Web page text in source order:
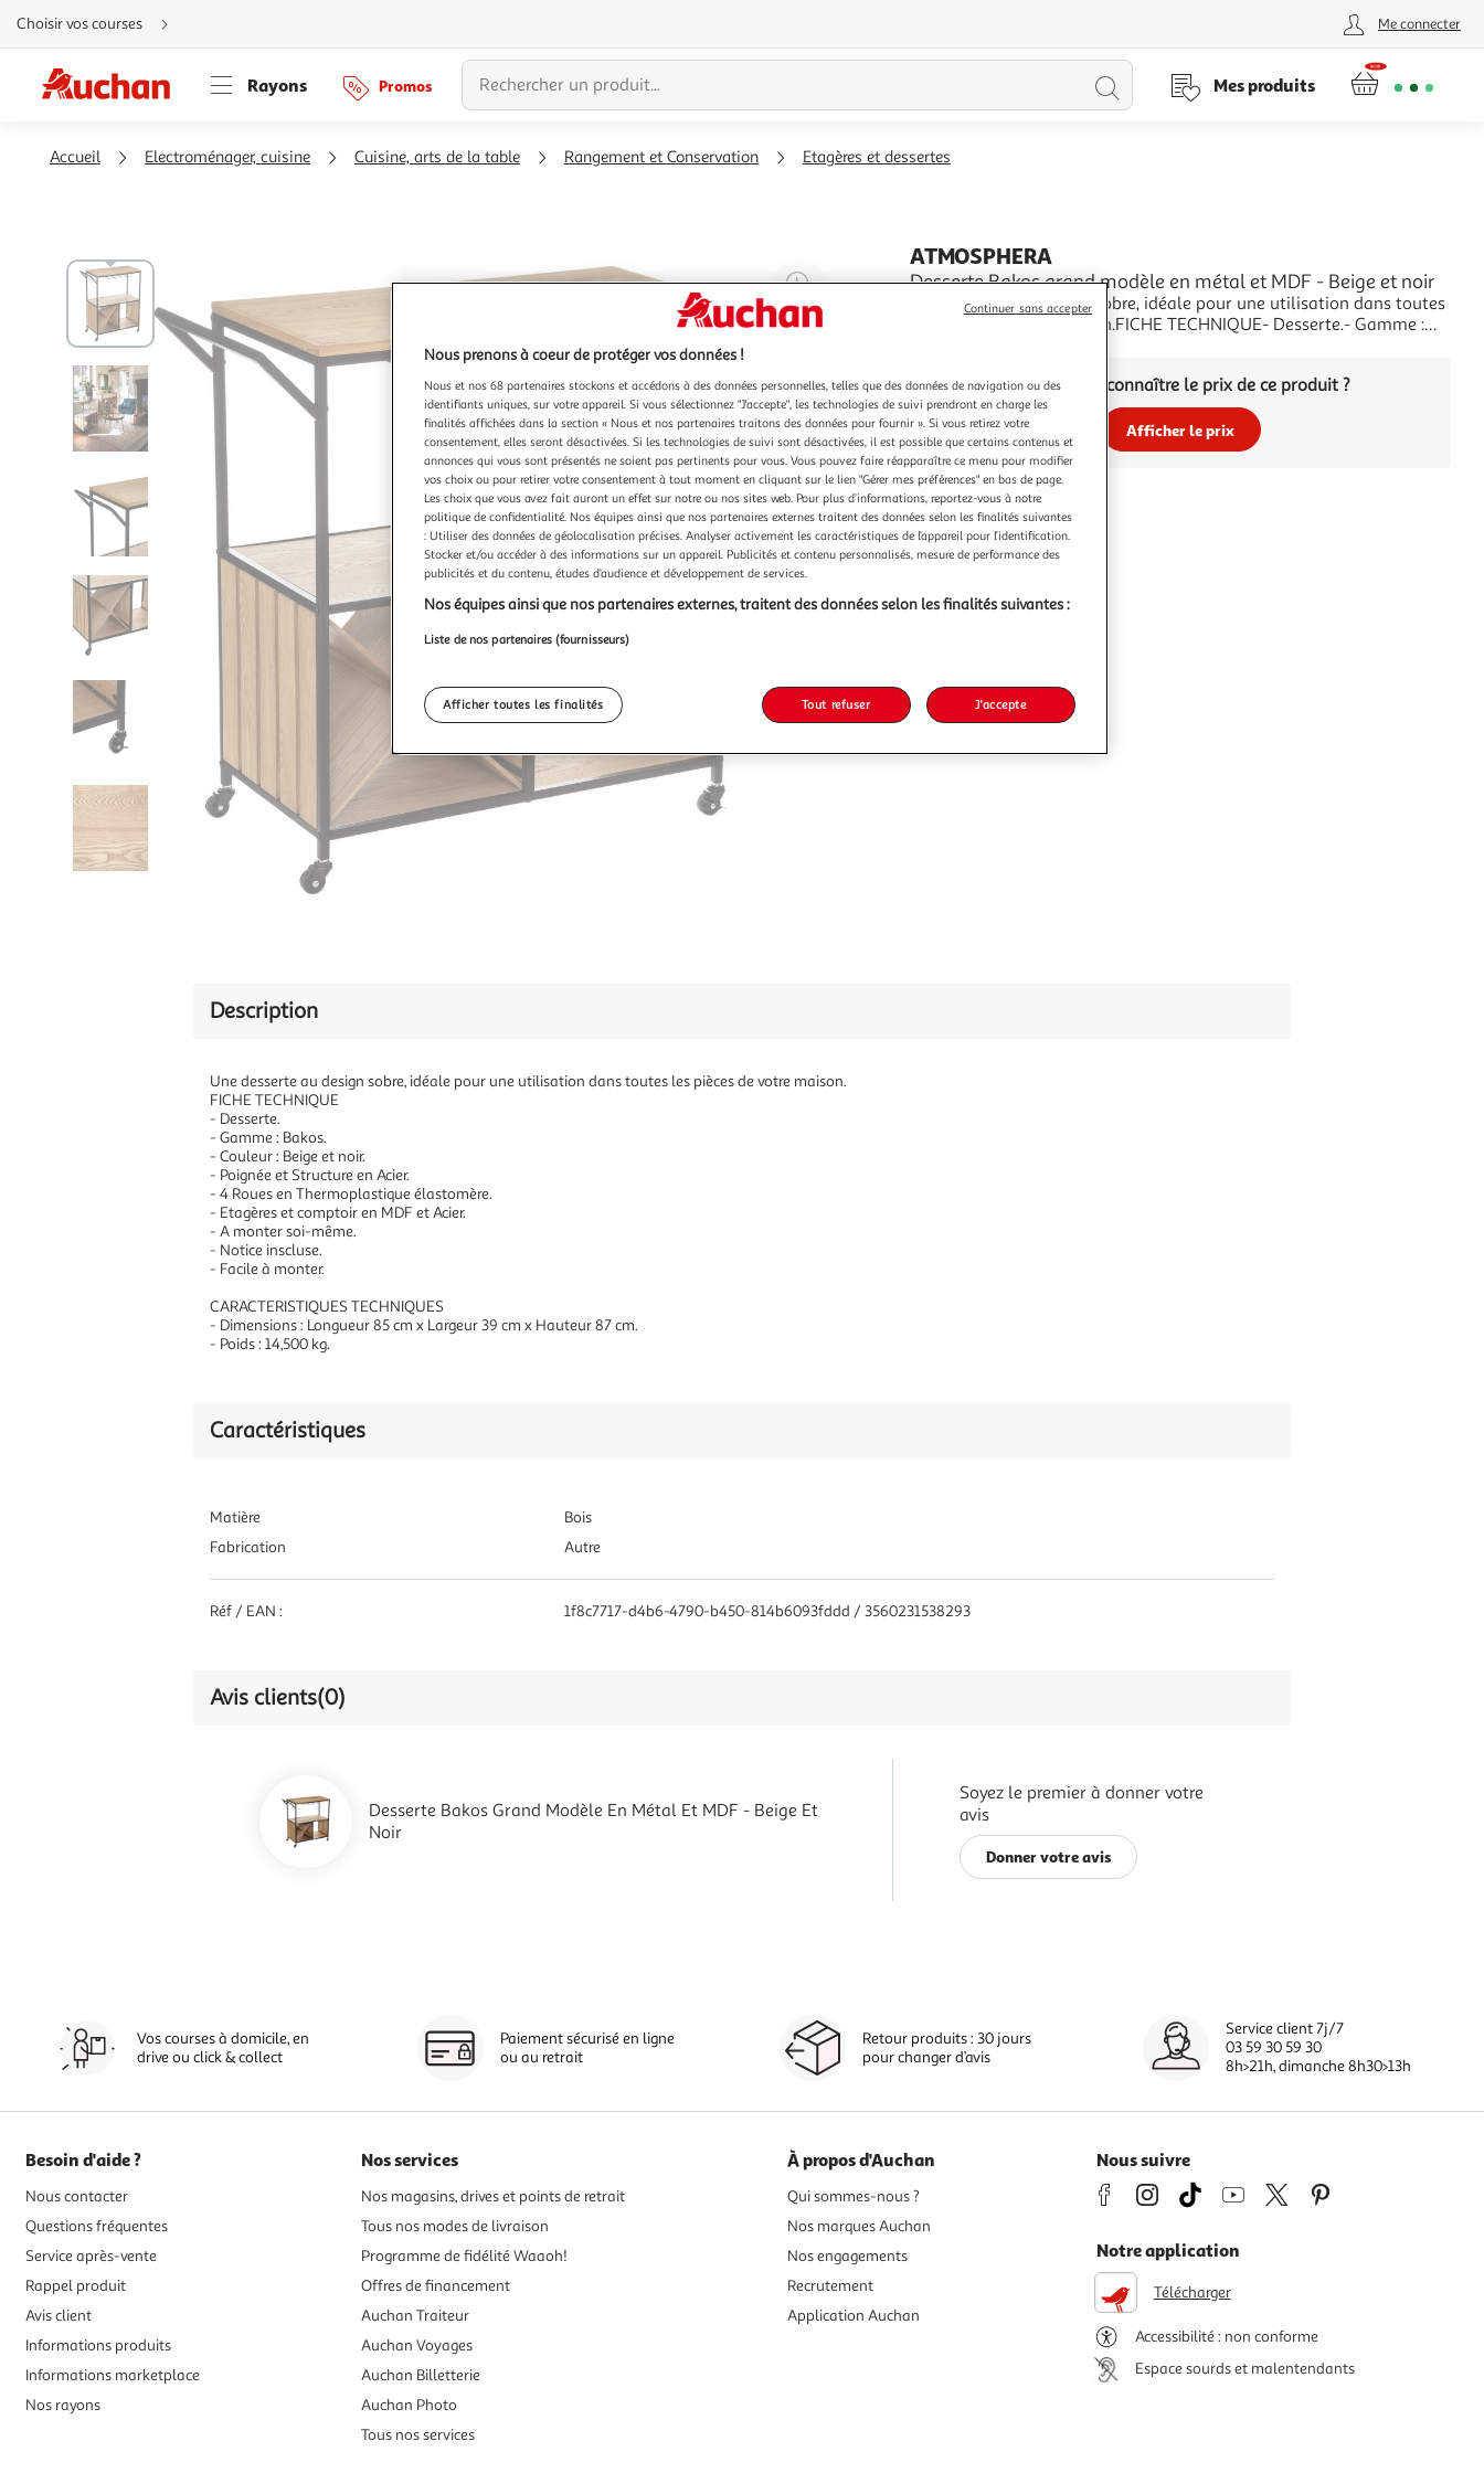
Aller
directement
au
Aller
directement
à
Aller
directement
rubrique
Choisir vos courses Me connecter
Rayons Promos
Lancer
Mes produits
Accueil Electroménager, cuisine Cuisine, arts de la table Rangement et Conservation Etagères et dessertes
Agrandir
l'illustration
à
Réduire
à
100
%
Partager
le
produit
ATMOSPHERA
Desserte Bakos grand modèle en métal et MDF - Beige et noir
Une desserte au design sobre, idéale pour une utilisation dans toutes
les pièces de votre maison.FICHE TECHNIQUE- Desserte.- Gamme :
MDF et Acier.- A monter soi-même.- No
Vous voulez connaître le prix de ce produit ?
Afficher le prix
Description
Une desserte au design sobre, idéale pour une utilisation dans toutes les pièces de votre maison.
FICHE TECHNIQUE
- Desserte.
- Gamme : Bakos.
- Couleur : Beige et noir.
- Poignée et Structure en Acier.
- 4 Roues en Thermoplastique élastomère.
- Etagères et comptoir en MDF et Acier.
- A monter soi-même.
- Notice inscluse.
- Facile à monter.
CARACTERISTIQUES TECHNIQUES
- Dimensions : Longueur 85 cm x Largeur 39 cm x Hauteur 87 cm.
- Poids : 14,500 kg.
Caractéristiques
Matière
Bois
Fabrication
Autre
Réf / EAN : 1f8c7717-d4b6-4790-b450-814b6093fddd / 3560231538293
Avis clients(0)
Desserte Bakos Grand Modèle En Métal Et MDF - Beige Et
Noir
Soyez le premier à donner votre
avis
Donner votre avis
Vos courses à domicile, en
drive ou click & collect
Paiement sécurisé en ligne
ou au retrait
Retour produits : 30 jours
pour changer d’avis
Service client 7j/7
03 59 30 59 30
8h>21h, dimanche 8h30>13h
Besoin d'aide ?
Nous contacter
Questions fréquentes
Service après-vente
Rappel produit
Avis client
Informations produits
Informations marketplace
Nos rayons
Nos services
Nos magasins, drives et points de retrait
Tous nos modes de livraison
Programme de fidélité Waaoh!
Offres de financement
Auchan Traiteur
Auchan Voyages
Auchan Billetterie
Auchan Photo
Tous nos services
À propos d'Auchan
Qui sommes-nous ?
Nos marques Auchan
Nos engagements
Recrutement
Application Auchan
Nous suivre
Notre application
Télécharger
Accessibilité : non conforme
Espace sourds et malentendants
Nous prenons à coeur de protéger vos données !
Nous et nos 68 partenaires stockons et accédons à des données personnelles, telles que des données de navigation ou des
identifiants uniques, sur votre appareil. Si vous sélectionnez "J'accepte", les technologies de suivi prendront en charge les
finalités affichées dans la section « Nous et nos partenaires traitons des données pour fournir ». Si vous retirez votre
consentement, elles seront désactivées. Si les technologies de suivi sont désactivées, il est possible que certains contenus et
annonces qui vous sont présentés ne soient pas pertinents pour vous. Vous pouvez faire réapparaître ce menu pour modifier
vos choix ou pour retirer votre consentement à tout moment en cliquant sur le lien "Gérer mes préférences" en bas de page.
Les choix que vous avez fait auront un effet sur notre ou nos sites web. Pour plus d’informations, reportez-vous à notre
politique de confidentialité. Nos équipes ainsi que nos partenaires externes traitent des données selon les finalités suivantes
: Utiliser des données de géolocalisation précises. Analyser activement les caractéristiques de l’appareil pour l’identification.
Stocker et/ou accéder à des informations sur un appareil. Publicités et contenu personnalisés, mesure de performance des
publicités et du contenu, études d’audience et développement de services.
Nos équipes ainsi que nos partenaires externes, traitent des données selon les finalités suivantes :
Liste de nos partenaires (fournisseurs)
Afficher toutes les finalités Tout refuser J'accepte
Continuer sans accepter